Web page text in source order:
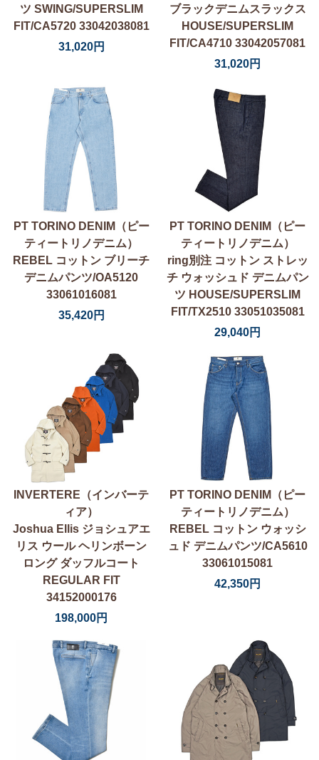
ツ SWING/SUPERSLIM
FIT/CA5720 33042038081
31,020円
ブラックデニムスラックス
HOUSE/SUPERSLIM
FIT/CA4710 33042057081
31,020円
PT TORINO DENIM（ピー
ティートリノデニム）
REBEL コットン ブリーチ
デニムパンツ/OA5120
33061016081
35,420円
PT TORINO DENIM（ピー
ティートリノデニム）
ring別注 コットン ストレッ
チ ウォッシュド デニムパン
ツ HOUSE/SUPERSLIM
FIT/TX2510 33051035081
29,040円
INVERTERE（インバーテ
ィア）
Joshua Ellis ジョシュアエ
リス ウール ヘリンボーン
ロング ダッフルコート
REGULAR FIT
34152000176
198,000円
PT TORINO DENIM（ピー
ティートリノデニム）
REBEL コットン ウォッシ
ュド デニムパンツ/CA5610
33061015081
42,350円